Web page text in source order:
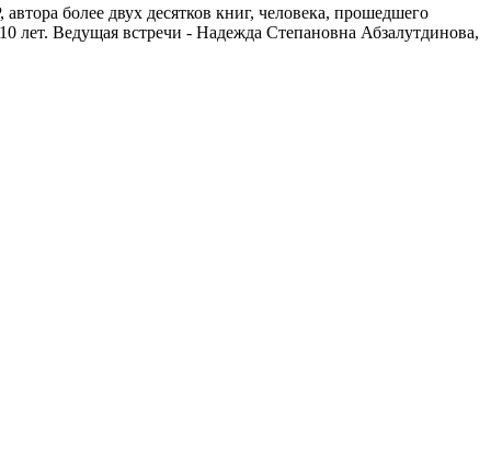
более двух десятков книг, человека, прошедшего
лет. Ведущая встречи - Надежда Степановна Абзалутдинова,